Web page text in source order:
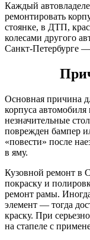
Каждый
ремонтировать
стоянке, в ДТП,
колесами другого
Санкт-Петербурге —
Основная причина
корпуса
незначительные
поврежден бампер
«повести» после
в яму.
Кузовной ремонт в
покраску и
ремонт рамы.
элемент — тогда
краску. При
на стапеле с